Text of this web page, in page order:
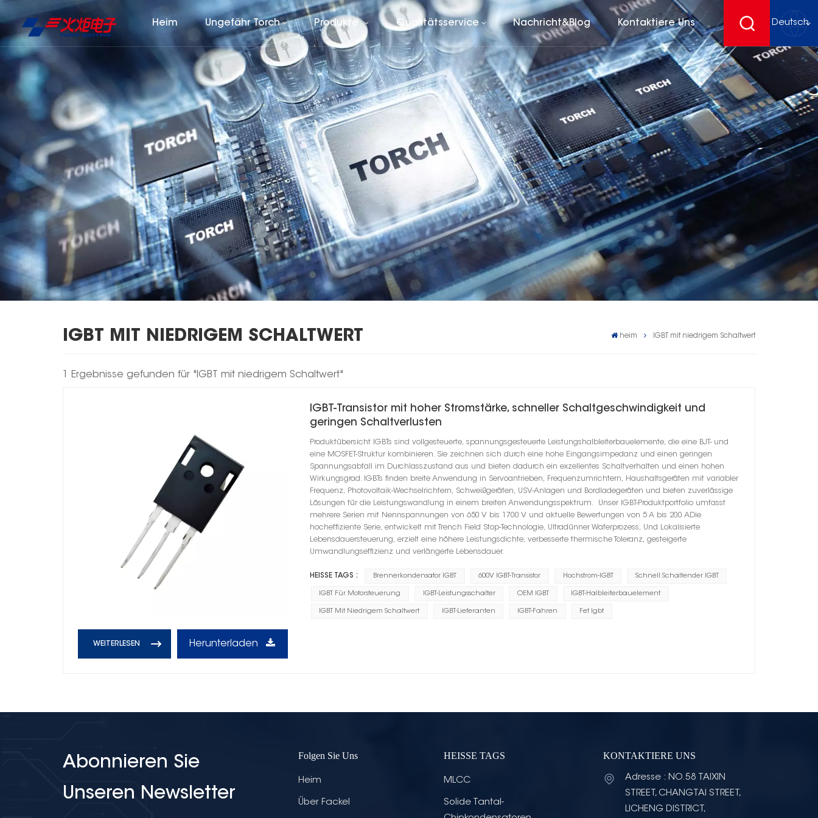
Heim Ungefähr Torch Produkte Qualitätsservice Nachricht&Blog Kontaktiere Uns Deutsch
English
français
Deutsch
español
IGBT MIT NIEDRIGEM SCHALTWERT heim IGBT mit niedrigem Schaltwert
1 Ergebnisse gefunden für "IGBT mit niedrigem Schaltwert"
IGBT-Transistor mit hoher Stromstärke, schneller Schaltgeschwindigkeit und
geringen Schaltverlusten
Produktübersicht IGBTs sind vollgesteuerte, spannungsgesteuerte Leistungshalbleiterbauelemente, die eine BJT- und
eine MOSFET-Struktur kombinieren. Sie zeichnen sich durch eine hohe Eingangsimpedanz und einen geringen
Spannungsabfall im Durchlasszustand aus und bieten dadurch ein exzellentes Schaltverhalten und einen hohen
Wirkungsgrad. IGBTs finden breite Anwendung in Servoantrieben, Frequenzumrichtern, Haushaltsgeräten mit variabler
Frequenz, Photovoltaik-Wechselrichtern, Schweißgeräten, USV-Anlagen und Bordladegeräten und bieten zuverlässige
Lösungen für die Leistungswandlung in einem breiten Anwendungsspektrum. Unser IGBT-Produktportfolio umfasst
mehrere Serien mit Nennspannungen von 650 V bis 1700 V und aktuelle Bewertungen von 5 A bis 200 ADie
hocheffiziente Serie, entwickelt mit Trench Field Stop-Technologie, Ultradünner Waferprozess, Und Lokalisierte
Lebensdauersteuerung, erzielt eine höhere Leistungsdichte, verbesserte thermische Toleranz, gesteigerte
Umwandlungseffizienz und verlängerte Lebensdauer.
HEISSE TAGS : Brennerkondensator IGBT 600V IGBT-Transistor Hochstrom-IGBT Schnell Schaltender IGBT
IGBT Für Motorsteuerung IGBT-Leistungsschalter OEM IGBT IGBT-Halbleiterbauelement
IGBT Mit Niedrigem Schaltwert IGBT-Lieferanten IGBT-Fahren Fet Igbt
WEITERLESEN Herunterladen
Abonnieren Sie
Unseren Newsletter
Folgen Sie Uns
Heim
Über Fackel
HEISSE TAGS
MLCC
Solide Tantal-
KONTAKTIERE UNS
Adresse : NO.58 TAIXIN
STREET, CHANGTAI STREET,
LICHENG DISTRICT,